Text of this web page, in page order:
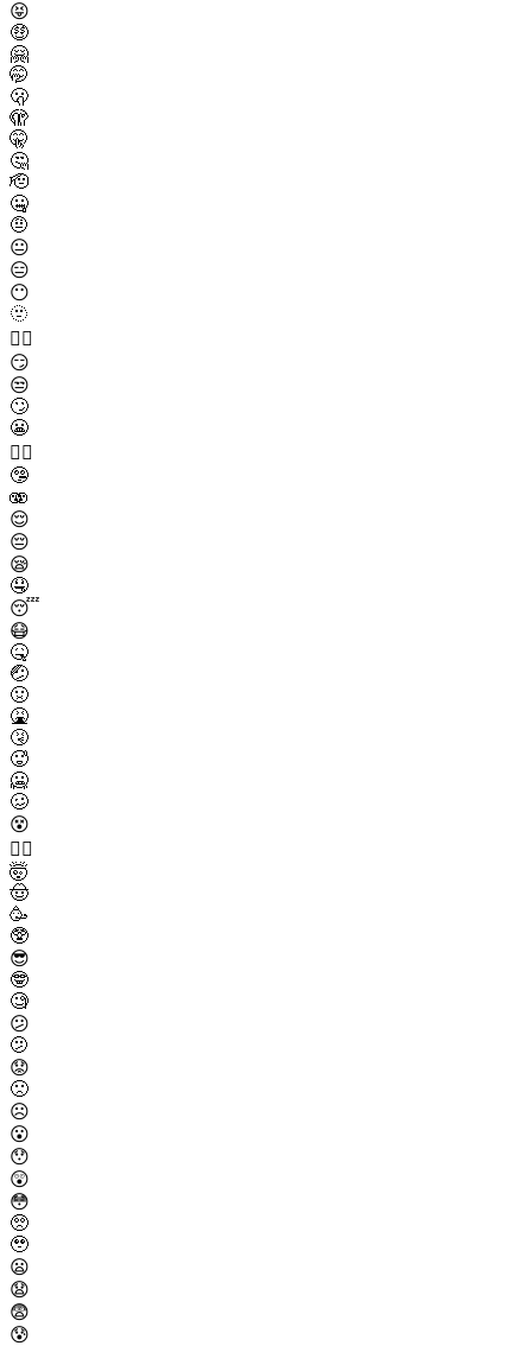
😝
🤑
🤗
🤭
🫢
🫣
🤫
🤔
🫡
🤐
🤨
😐
😑
😶
🫥
😶‍🌫️
😏
😒
🙄
😬
😮‍💨
🤥
🫨
😌
😔
😪
🤤
😴
😷
🤒
🤕
🤢
🤮
🤧
🥵
🥶
🥴
😵
😵‍💫
🤯
🤠
🥳
🥸
😎
🤓
🧐
😕
🫤
😟
🙁
☹️
😮
😯
😲
😳
🥺
🥹
😦
😧
😨
😰